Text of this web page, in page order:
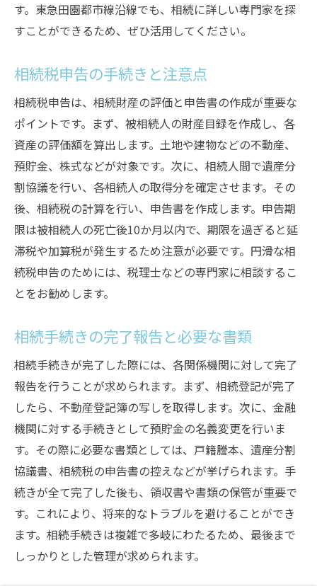
す。東急田園都市線沿線でも、相続に詳しい専門家を探
すことができるため、ぜひ活用してください。
相続税申告の手続きと注意点
相続税申告は、相続財産の評価と申告書の作成が重要な
ポイントです。まず、被相続人の財産目録を作成し、各
資産の評価額を算出します。土地や建物などの不動産、
預貯金、株式などが対象です。次に、相続人間で遺産分
割協議を行い、各相続人の取得分を確定させます。その
後、相続税の計算を行い、申告書を作成します。申告期
限は被相続人の死亡後10か月以内で、期限を過ぎると延
滞税や加算税が発生するため注意が必要です。円滑な相
続税申告のためには、税理士などの専門家に相談するこ
とをお勧めします。
相続手続きの完了報告と必要な書類
相続手続きが完了した際には、各関係機関に対して完了
報告を行うことが求められます。まず、相続登記が完了
したら、不動産登記簿の写しを取得します。次に、金融
機関に対する手続きとして預貯金の名義変更を行いま
す。その際に必要な書類としては、戸籍謄本、遺産分割
協議書、相続税の申告書の控えなどが挙げられます。手
続きが全て完了した後も、領収書や書類の保管が重要で
す。これにより、将来的なトラブルを避けることができ
ます。相続手続きは複雑で多岐にわたるため、最後まで
しっかりとした管理が求められます。